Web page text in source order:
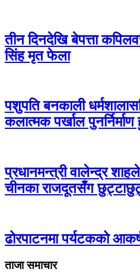
तीन दिनदेखि बेपत्ता
सिंह मृत फेला
पशुपति बनकाली
कलात्मक पर्खाल पुनर्निर्माण
प्रधानमन्त्री वालेन्द्र
चीनका राजदूतसँग
ढोरपाटनमा पर्यटकको
ताजा समाचार